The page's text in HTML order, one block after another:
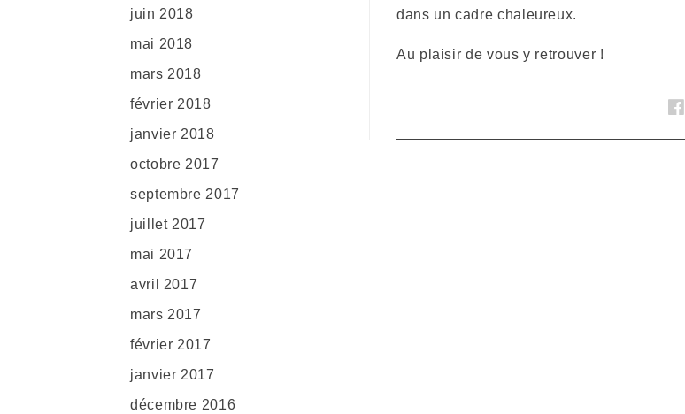
dans un cadre chaleureux.
Au plaisir de vous y retrouver !
juin 2018
mai 2018
mars 2018
février 2018
janvier 2018
octobre 2017
septembre 2017
juillet 2017
mai 2017
avril 2017
mars 2017
février 2017
janvier 2017
décembre 2016